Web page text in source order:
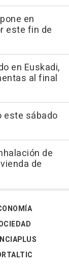
en
este fin de
en Euskadi,
al final
este sábado
de
de